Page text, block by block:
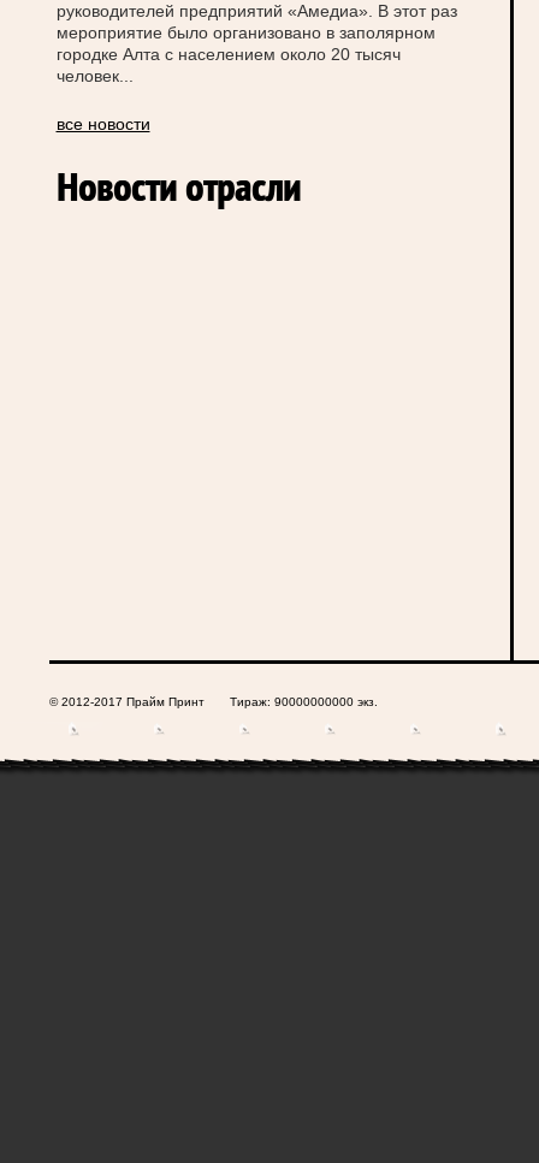
руководителей предприятий «Амедиа». В этот раз
мероприятие было организовано в заполярном
городке Алта с населением около 20 тысяч
человек...
все новости
Новости отрасли
© 2012-2017 Прайм Принт Тираж: 90000000000 экз.